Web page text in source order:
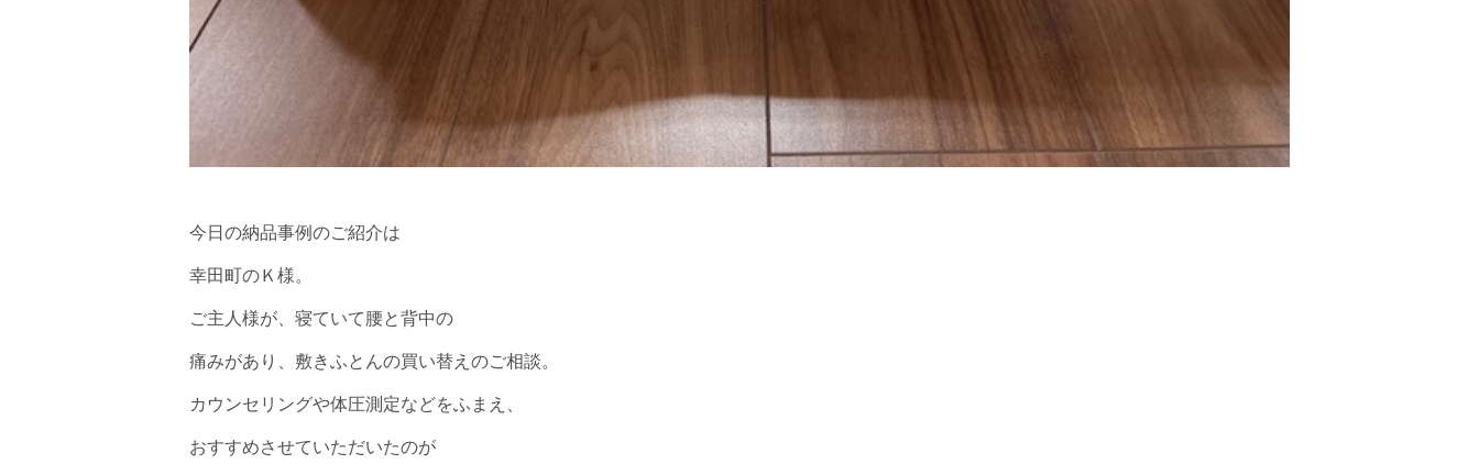
今日の納品事例のご紹介は
幸田町のＫ様。
ご主人様が、寝ていて腰と背中の
痛みがあり、敷きふとんの買い替えのご相談。
カウンセリングや体圧測定などをふまえ、
おすすめさせていただいたのが